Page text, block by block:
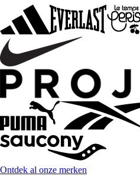
Ontdek al onze merken